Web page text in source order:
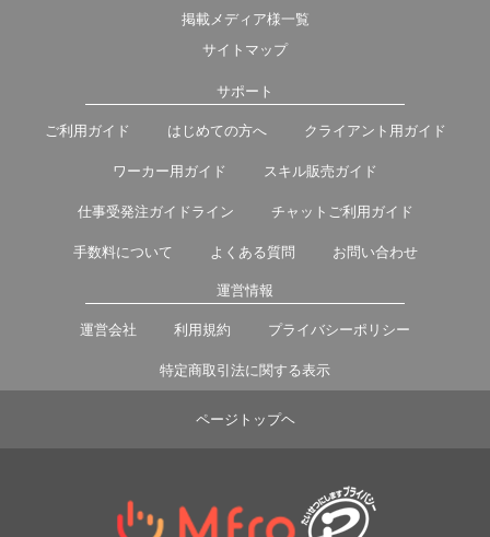
掲載メディア様一覧
サイトマップ
サポート
ご利用ガイド はじめての方へ クライアント用ガイド
ワーカー用ガイド スキル販売ガイド
仕事受発注ガイドライン チャットご利用ガイド
手数料について よくある質問 お問い合わせ
運営情報
運営会社 利用規約 プライバシーポリシー
特定商取引法に関する表示
ページトップヘ